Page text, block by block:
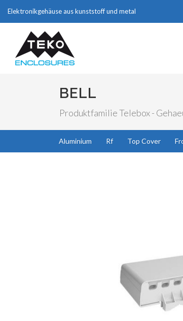
Elektronikgehäuse aus kunststoff und metal
BELL
Produktfamilie Telebox -
Aluminium Rf Top Cover